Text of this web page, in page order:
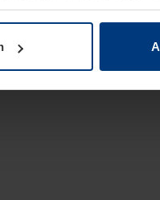
op onze website wijzigen